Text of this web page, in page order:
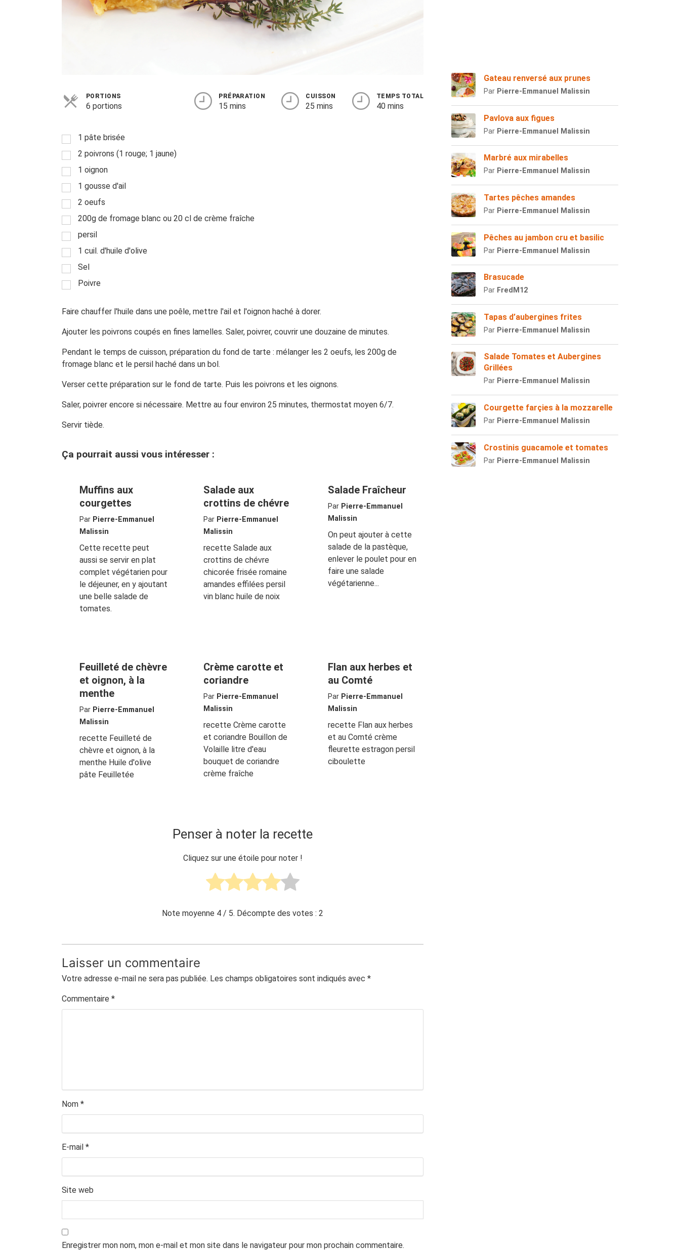
PORTIONS
6 portions
PRÉPARATION
15 mins
CUISSON
25 mins
TEMPS TOTAL
40 mins
1 pâte brisée
2 poivrons (1 rouge; 1 jaune)
1 oignon
1 gousse d'ail
2 oeufs
200g de fromage blanc ou 20 cl de crème fraîche
persil
1 cuil. d'huile d'olive
Sel
Poivre
Faire chauffer l'huile dans une poêle, mettre l'ail et l'oignon haché à dorer.
Ajouter les poivrons coupés en fines lamelles. Saler, poivrer, couvrir une douzaine de minutes.
Pendant le temps de cuisson, préparation du fond de tarte : mélanger les 2 oeufs, les 200g de
fromage blanc et le persil haché dans un bol.
Verser cette préparation sur le fond de tarte. Puis les poivrons et les oignons.
Saler, poivrer encore si nécessaire. Mettre au four environ 25 minutes, thermostat moyen 6/7.
Servir tiède.
Ça pourrait aussi vous intéresser :
Muffins aux
courgettes
Par Pierre-Emmanuel
Malissin
Cette recette peut
aussi se servir en plat
complet végétarien pour
le déjeuner, en y ajoutant
une belle salade de
tomates.
Salade aux
crottins de chévre
Par Pierre-Emmanuel
Malissin
recette Salade aux
crottins de chévre
chicorée frisée romaine
amandes effilées persil
vin blanc huile de noix
Salade Fraîcheur
Par Pierre-Emmanuel
Malissin
On peut ajouter à cette
salade de la pastèque,
enlever le poulet pour en
faire une salade
végétarienne...
Feuilleté de chèvre
et oignon, à la
menthe
Par Pierre-Emmanuel
Malissin
recette Feuilleté de
chèvre et oignon, à la
menthe Huile d'olive
pâte Feuilletée
Crème carotte et
coriandre
Par Pierre-Emmanuel
Malissin
recette Crème carotte
et coriandre Bouillon de
Volaille litre d'eau
bouquet de coriandre
crème fraîche
Flan aux herbes et
au Comté
Par Pierre-Emmanuel
Malissin
recette Flan aux herbes
et au Comté crème
fleurette estragon persil
ciboulette
Penser à noter la recette
Cliquez sur une étoile pour noter !
Note moyenne 4 / 5. Décompte des votes : 2
Laisser un commentaire
Votre adresse e-mail ne sera pas publiée. Les champs obligatoires sont indiqués avec *
Commentaire *
Nom *
E-mail *
Site web
Enregistrer mon nom, mon e-mail et mon site dans le navigateur pour mon prochain commentaire.
Gateau renversé aux prunes
Par Pierre-Emmanuel Malissin
Pavlova aux figues
Par Pierre-Emmanuel Malissin
Marbré aux mirabelles
Par Pierre-Emmanuel Malissin
Tartes pêches amandes
Par Pierre-Emmanuel Malissin
Pêches au jambon cru et basilic
Par Pierre-Emmanuel Malissin
Brasucade
Par FredM12
Tapas d’aubergines frites
Par Pierre-Emmanuel Malissin
Salade Tomates et Aubergines
Grillées
Par Pierre-Emmanuel Malissin
Courgette farçies à la mozzarelle
Par Pierre-Emmanuel Malissin
Crostinis guacamole et tomates
Par Pierre-Emmanuel Malissin